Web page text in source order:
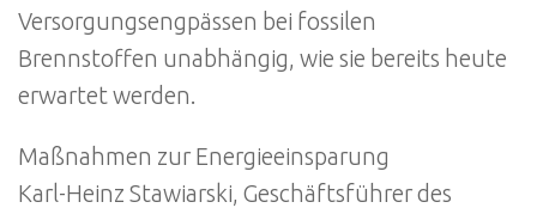
Versorgungsengpässen bei fossilen
Brennstoffen unabhängig, wie sie bereits heute
erwartet werden.
Maßnahmen zur Energieeinsparung
Karl-Heinz Stawiarski, Geschäftsführer des